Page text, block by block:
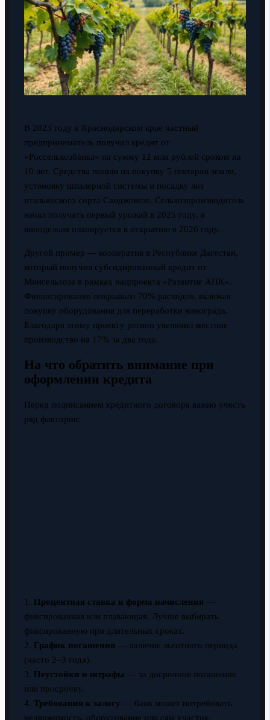
В 2023 году в Краснодарском крае частный
предприниматель получил кредит от
«Россельхозбанка» на сумму 12 млн рублей сроком на
10 лет. Средства пошли на покупку 5 гектаров земли,
установку шпалерной системы и посадку лоз
итальянского сорта Санджовезе. Сельхозпроизводитель
начал получать первый урожай в 2025 году, а
винодельня планируется к открытию в 2026 году.
Другой пример — кооператив в Республике Дагестан,
который получил субсидированный кредит от
Минсельхоза в рамках нацпроекта «Развитие АПК».
Финансирование покрывало 70% расходов, включая
покупку оборудования для переработки винограда.
Благодаря этому проекту регион увеличил местное
производство на 17% за два года.
На что обратить внимание при
оформлении кредита
Перед подписанием кредитного договора важно учесть
ряд факторов:
1. Процентная ставка и форма начисления —
фиксированная или плавающая. Лучше выбирать
фиксированную при длительных сроках.
2. График погашения — наличие льготного периода
(часто 2–3 года).
3. Неустойки и штрафы — за досрочное погашение
или просрочку.
4. Требования к залогу — банк может потребовать
недвижимость, оборудование или сам участок.